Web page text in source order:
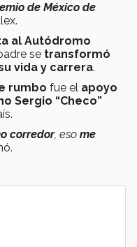
de México de
al Autódromo
se transformó
vida y carrera.
rumbo fue el apoyo
Sergio “Checo”
corredor, eso me